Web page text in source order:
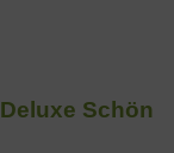
Schön